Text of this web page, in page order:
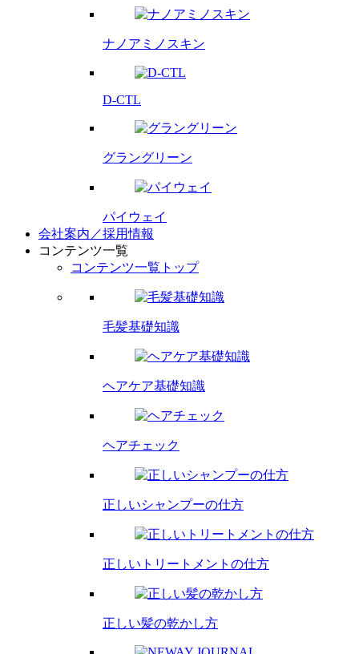
ナノアミノスキン
D-CTL
グラングリーン
パイウェイ
会社案内／採用情報
コンテンツ一覧
コンテンツ一覧トップ
毛髪基礎知識
ヘアケア基礎知識
ヘアチェック
正しいシャンプーの仕方
正しいトリートメントの仕方
正しい髪の乾かし方